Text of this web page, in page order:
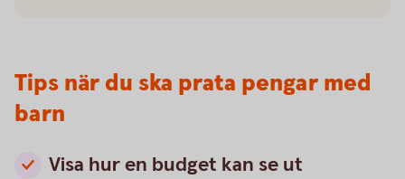
Tips när du ska prata pengar med
barn
Visa hur en budget kan se ut